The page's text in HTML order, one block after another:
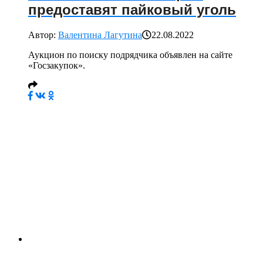
предоставят пайковый уголь
Автор: Валентина Лагутина
22.08.2022
Аукцион по поиску подрядчика объявлен на сайте
«Госзакупок».